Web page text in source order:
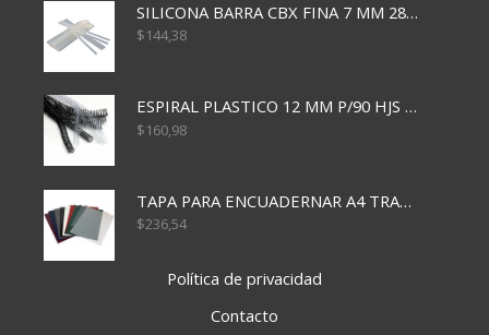
SILICONA BARRA CBX FINA 7 MM 28 CM
$144,38
ESPIRAL PLASTICO 12 MM P/90 HJS X50X1500
$160,98
TAPA PARA ENCUADERNAR A4 TRANSP x50x500
$236,54
Política de privacidad
Contacto